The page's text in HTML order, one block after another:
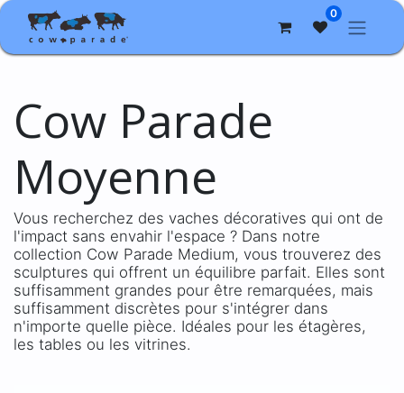
0
Cow Parade
Moyenne
Vous recherchez des vaches décoratives qui ont de
l'impact sans envahir l'espace ? Dans notre
collection Cow Parade Medium, vous trouverez des
sculptures qui offrent un équilibre parfait. Elles sont
suffisamment grandes pour être remarquées, mais
suffisamment discrètes pour s'intégrer dans
n'importe quelle pièce. Idéales pour les étagères,
les tables ou les vitrines.​